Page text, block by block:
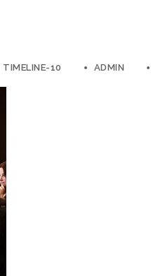
TIMELINE-10 ADMIN